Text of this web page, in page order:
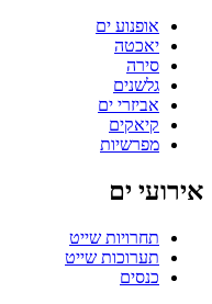
אופנוע ים
יאכטה
סירה
גלשנים
אביזרי ים
קיאקים
מפרשיות
אירועי ים
תחרויות שייט
תערוכות שייט
כנסים